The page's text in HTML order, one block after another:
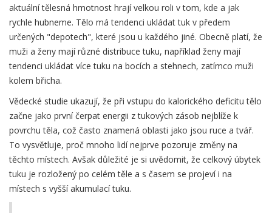
aktuální tělesná hmotnost hrají velkou roli v tom, kde a jak
rychle hubneme. Tělo má tendenci ukládat tuk v předem
určených "depotech", které jsou u každého jiné. Obecně platí, že
muži a ženy mají různé distribuce tuku, například ženy mají
tendenci ukládat více tuku na bocích a stehnech, zatímco muži
kolem břicha.
Vědecké studie ukazují, že při vstupu do kalorického deficitu tělo
začne jako první čerpat energii z tukových zásob nejblíže k
povrchu těla, což často znamená oblasti jako jsou ruce a tvář.
To vysvětluje, proč mnoho lidí nejprve pozoruje změny na
těchto místech. Avšak důležité je si uvědomit, že celkový úbytek
tuku je rozložený po celém těle a s časem se projeví i na
místech s vyšší akumulací tuku.